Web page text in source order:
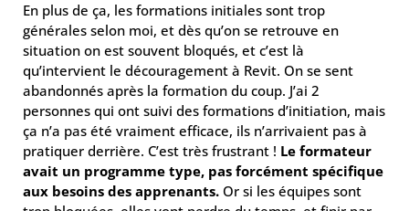
En plus de ça, les formations initiales sont trop
générales selon moi, et dès qu’on se retrouve en
situation on est souvent bloqués, et c’est là
qu’intervient le découragement à Revit. On se sent
abandonnés après la formation du coup. J’ai 2
personnes qui ont suivi des formations d’initiation, mais
ça n’a pas été vraiment efficace, ils n’arrivaient pas à
pratiquer derrière. C’est très frustrant ! Le formateur
avait un programme type, pas forcément spécifique
aux besoins des apprenants. Or si les équipes sont